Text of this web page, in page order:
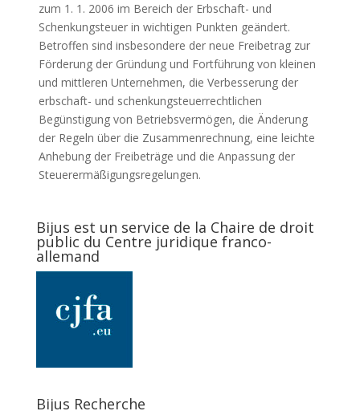
zum 1. 1. 2006 im Bereich der Erbschaft- und
Schenkungsteuer in wichtigen Punkten geändert.
Betroffen sind insbesondere der neue Freibetrag zur
Förderung der Gründung und Fortführung von kleinen
und mittleren Unternehmen, die Verbesserung der
erbschaft- und schenkungsteuerrechtlichen
Begünstigung von Betriebsvermögen, die Änderung
der Regeln über die Zusammenrechnung, eine leichte
Anhebung der Freibeträge und die Anpassung der
Steuerermäßigungsregelungen.
Bijus est un service de la Chaire de droit
public du Centre juridique franco-
allemand
Bijus Recherche